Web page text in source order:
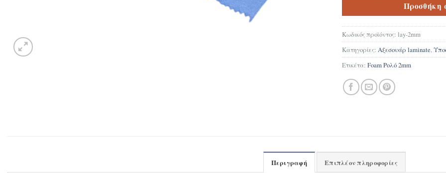
Προσθήκη
Κωδικός προϊόντος: lay-2mm
Κατηγορίες: Αξεσουάρ laminate,
Ετικέτα: Foam Ρολό 2mm
Περιγραφή Επιπλέον πληροφορίες